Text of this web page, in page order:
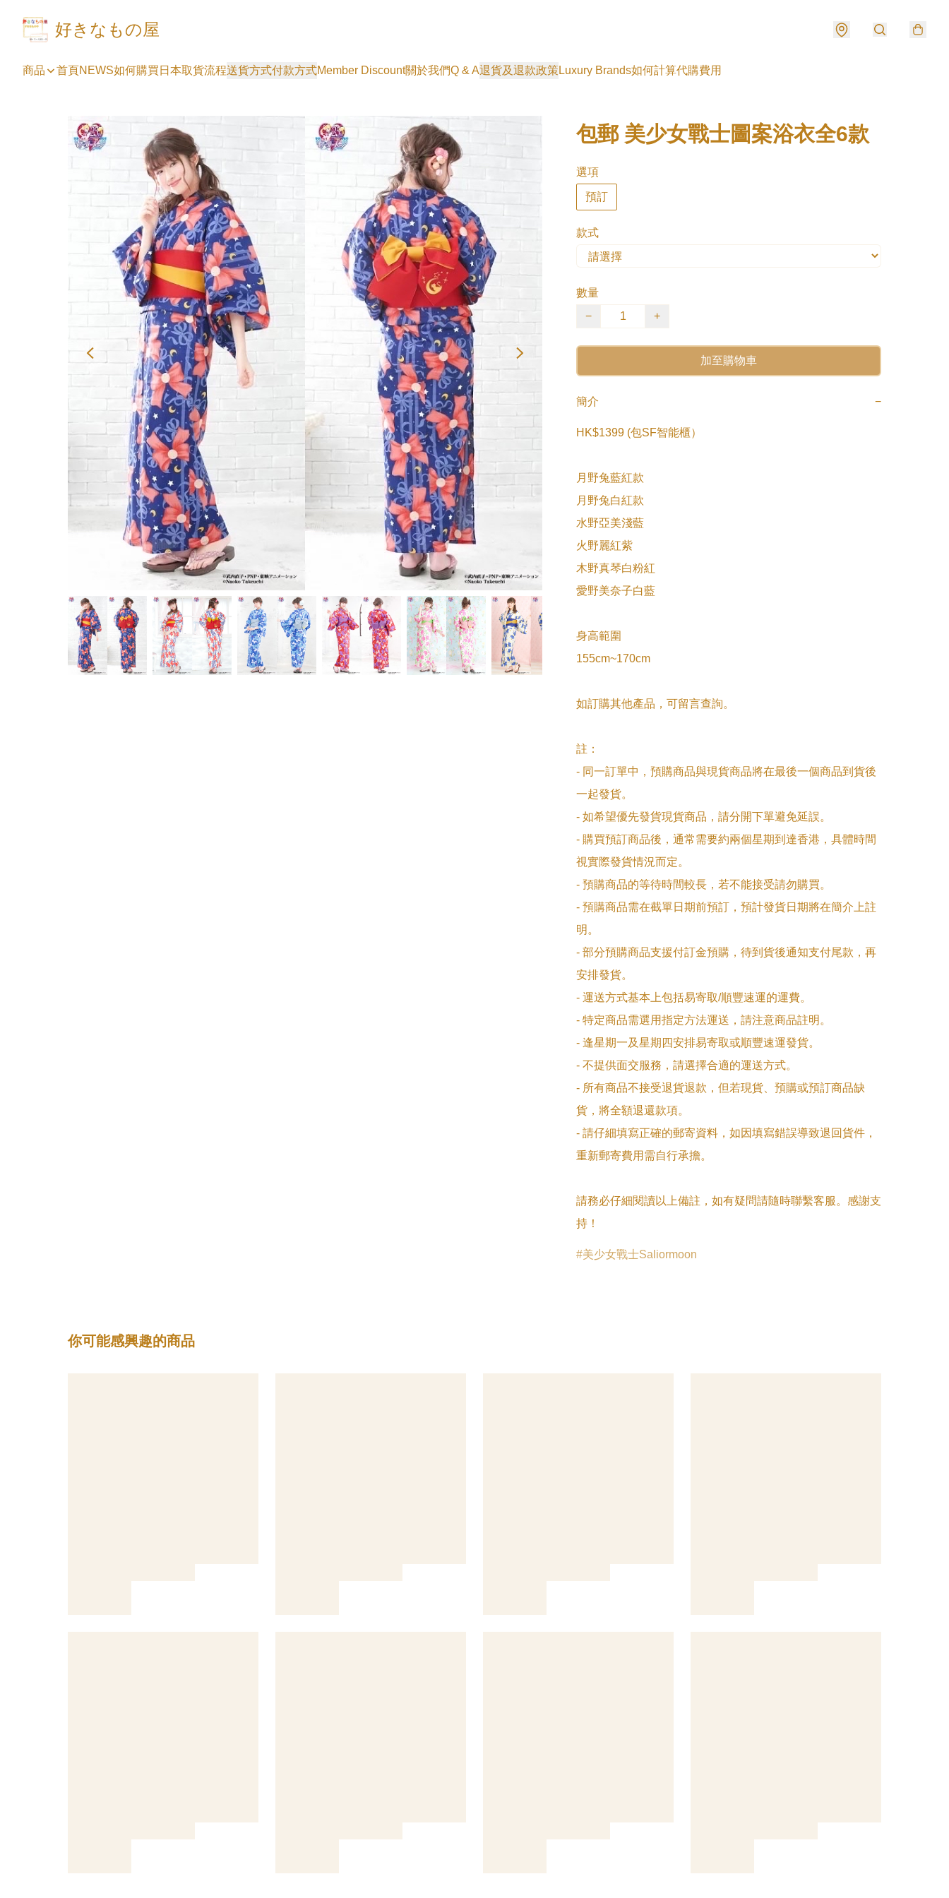
好きなもの屋
商品 首頁NEWS如何購買 日本取貨流程送貨方式付款方式Member Discount關於我們Q & A退貨及退款政策Luxury Brands如何計算代購費用
包郵 美少女戰士圖案浴衣全6款
選項
預訂
款式
數量
−
+
加至購物車
簡介 −
HK$1399 (包SF智能櫃）
月野兔藍紅款
月野兔白紅款
水野亞美淺藍
火野麗紅紫
木野真琴白粉紅
愛野美奈子白藍
身高範圍
155cm~170cm
如訂購其他產品，可留言查詢。
註：
- 同一訂單中，預購商品與現貨商品將在最後一個商品到貨後
一起發貨。
- 如希望優先發貨現貨商品，請分開下單避免延誤。
- 購買預訂商品後，通常需要約兩個星期到達香港，具體時間
視實際發貨情況而定。
- 預購商品的等待時間較長，若不能接受請勿購買。
- 預購商品需在截單日期前預訂，預計發貨日期將在簡介上註
明。
- 部分預購商品支援付訂金預購，待到貨後通知支付尾款，再
安排發貨。
- 運送方式基本上包括易寄取/順豐速運的運費。
- 特定商品需選用指定方法運送，請注意商品註明。
- 逢星期一及星期四安排易寄取或順豐速運發貨。
- 不提供面交服務，請選擇合適的運送方式。
- 所有商品不接受退貨退款，但若現貨、預購或預訂商品缺
貨，將全額退還款項。
- 請仔細填寫正確的郵寄資料，如因填寫錯誤導致退回貨件，
重新郵寄費用需自行承擔。
請務必仔細閱讀以上備註，如有疑問請隨時聯繫客服。感謝支
持！
美少女戰士Saliormoon
你可能感興趣的商品